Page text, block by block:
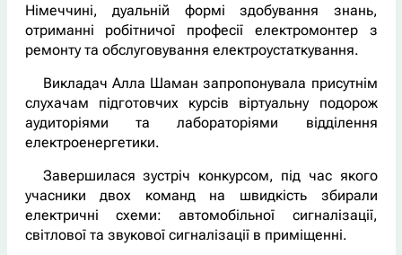
Німеччині, дуальній формі здобування знань,
отриманні робітничої професії електромонтер з
ремонту та обслуговування електроустаткування.
Викладач Алла Шаман запропонувала присутнім
слухачам підготовчих курсів віртуальну подорож
аудиторіями та лабораторіями відділення
електроенергетики.
Завершилася зустріч конкурсом, під час якого
учасники двох команд на швидкість збирали
електричні схеми: автомобільної сигналізації,
світлової та звукової сигналізації в приміщенні.